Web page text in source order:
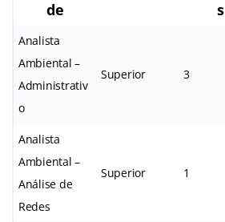
de s
Analista
Ambiental –
Administrativ
o
Superior 3
Analista
Ambiental –
Análise de
Redes
Superior 1